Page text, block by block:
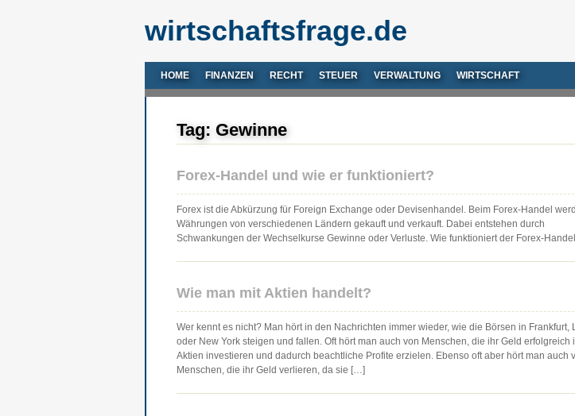
wirtschaftsfrage.de
HOME FINANZEN RECHT STEUER VERWALTUNG WIRTSCHAFT
Tag: Gewinne
Forex-Handel und wie er funktioniert?
Forex ist die Abkürzung für Foreign Exchange oder Devisenhandel. Beim Forex-Handel
Währungen von verschiedenen Ländern gekauft und verkauft. Dabei entstehen durch
Schwankungen der Wechselkurse Gewinne oder Verluste. Wie funktioniert der Forex-
Wie man mit Aktien handelt?
Wer kennt es nicht? Man hört in den Nachrichten immer wieder, wie die Börsen in Frankfurt,
oder New York steigen und fallen. Oft hört man auch von Menschen, die ihr Geld erfolgreich
Aktien investieren und dadurch beachtliche Profite erzielen. Ebenso oft aber hört man auch
Menschen, die ihr Geld verlieren, da sie […]